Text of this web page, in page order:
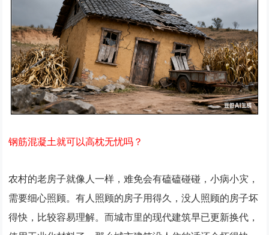
钢筋混凝土就可以高枕无忧吗？
农村的老房子就像人一样，难免会有磕磕碰碰，小病小灾，
需要细心照顾。有人照顾的房子用得久，没人照顾的房子坏
得快，比较容易理解。而城市里的现代建筑早已更新换代，